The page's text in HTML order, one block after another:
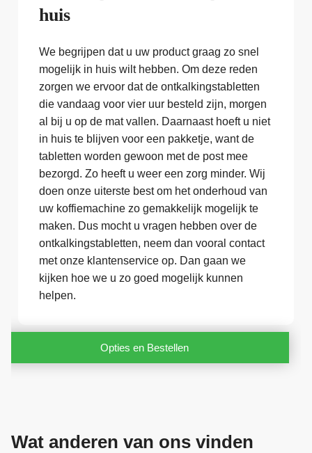
huis
We begrijpen dat u uw product graag zo snel
mogelijk in huis wilt hebben. Om deze reden
zorgen we ervoor dat de ontkalkingstabletten
die vandaag voor vier uur besteld zijn, morgen
al bij u op de mat vallen. Daarnaast hoeft u niet
in huis te blijven voor een pakketje, want de
tabletten worden gewoon met de post mee
bezorgd. Zo heeft u weer een zorg minder. Wij
doen onze uiterste best om het onderhoud van
uw koffiemachine zo gemakkelijk mogelijk te
maken. Dus mocht u vragen hebben over de
ontkalkingstabletten, neem dan vooral contact
met onze klantenservice op. Dan gaan we
kijken hoe we u zo goed mogelijk kunnen
helpen.
Opties en Bestellen
Wat anderen van ons vinden